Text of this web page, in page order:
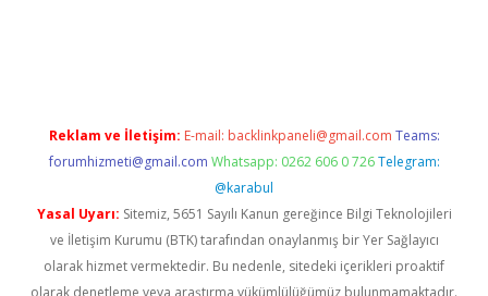
Reklam ve İletişim: E-mail: backlinkpaneli@gmail.com Teams:
forumhizmeti@gmail.com Whatsapp: 0262 606 0 726 Telegram:
@karabul
Yasal Uyarı: Sitemiz, 5651 Sayılı Kanun gereğince Bilgi Teknolojileri
ve İletişim Kurumu (BTK) tarafından onaylanmış bir Yer Sağlayıcı
olarak hizmet vermektedir. Bu nedenle, sitedeki içerikleri proaktif
olarak denetleme veya araştırma yükümlülüğümüz bulunmamaktadır.